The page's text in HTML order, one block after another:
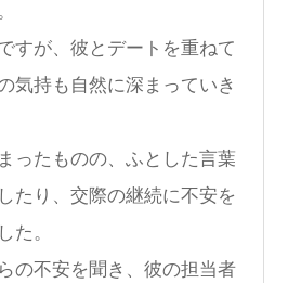
すが、彼とデートを重ねて
気持も自然に深まっていき
ったものの、ふとした言葉
たり、交際の継続に不安を
た。
の不安を聞き、彼の担当者